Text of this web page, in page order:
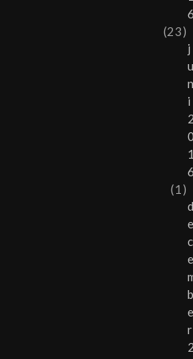
(23)
j
i
(1)
c
r